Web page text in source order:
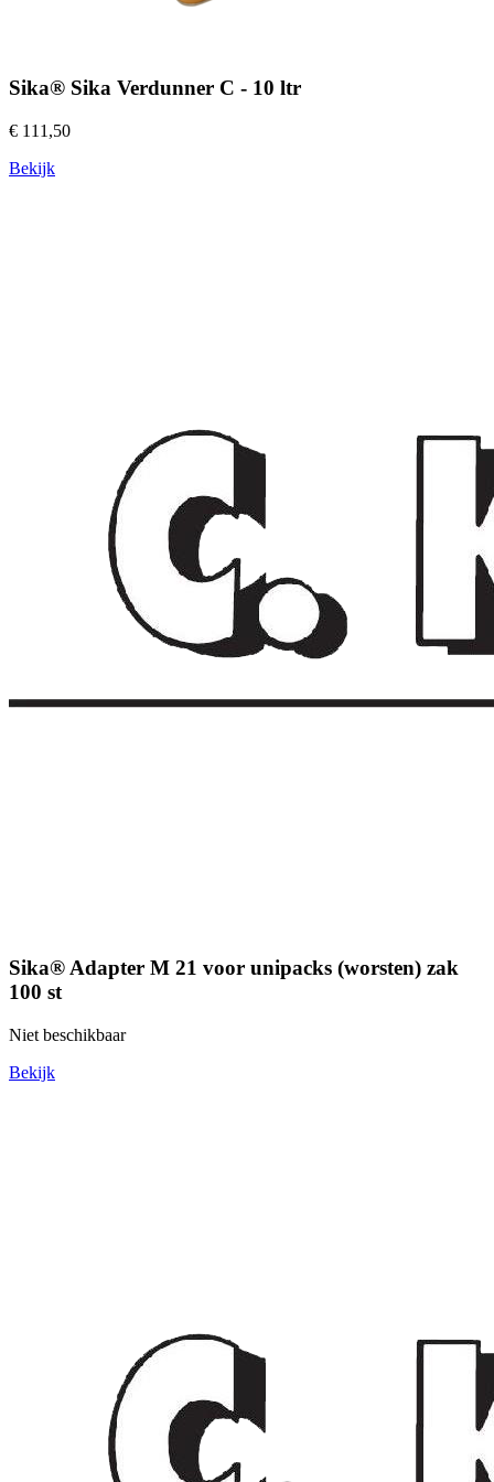
Sika® Sika Verdunner C - 10 ltr
€ 111,50
Bekijk
Sika® Adapter M 21 voor unipacks (worsten) zak
100 st
Niet beschikbaar
Bekijk